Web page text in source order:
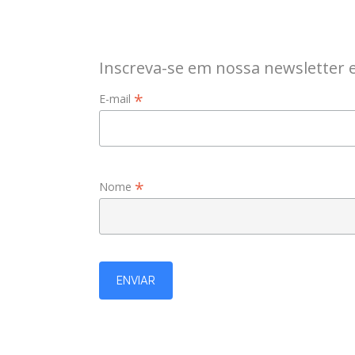
Inscreva-se em nossa newsletter
E-mail *
Nome *